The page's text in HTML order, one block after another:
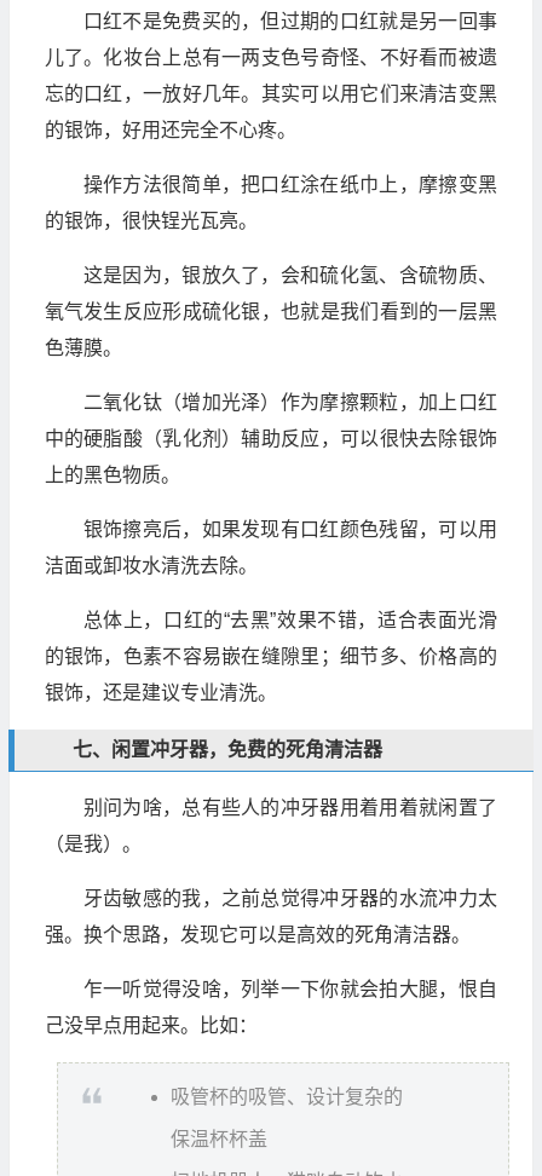
口红不是免费买的，但过期的口红就是另一回事
儿了。化妆台上总有一两支色号奇怪、不好看而被遗
忘的口红，一放好几年。其实可以用它们来清洁变黑
的银饰，好用还完全不心疼。
操作方法很简单，把口红涂在纸巾上，摩擦变黑
的银饰，很快锃光瓦亮。
这是因为，银放久了，会和硫化氢、含硫物质、
氧气发生反应形成硫化银，也就是我们看到的一层黑
色薄膜。
二氧化钛（增加光泽）作为摩擦颗粒，加上口红
中的硬脂酸（乳化剂）辅助反应，可以很快去除银饰
上的黑色物质。
银饰擦亮后，如果发现有口红颜色残留，可以用
洁面或卸妆水清洗去除。
总体上，口红的“去黑”效果不错，适合表面光滑
的银饰，色素不容易嵌在缝隙里；细节多、价格高的
银饰，还是建议专业清洗。
七、闲置冲牙器，免费的死角清洁器
别问为啥，总有些人的冲牙器用着用着就闲置了
（是我）。
牙齿敏感的我，之前总觉得冲牙器的水流冲力太
强。换个思路，发现它可以是高效的死角清洁器。
乍一听觉得没啥，列举一下你就会拍大腿，恨自
己没早点用起来。比如：
吸管杯的吸管、设计复杂的
保温杯杯盖